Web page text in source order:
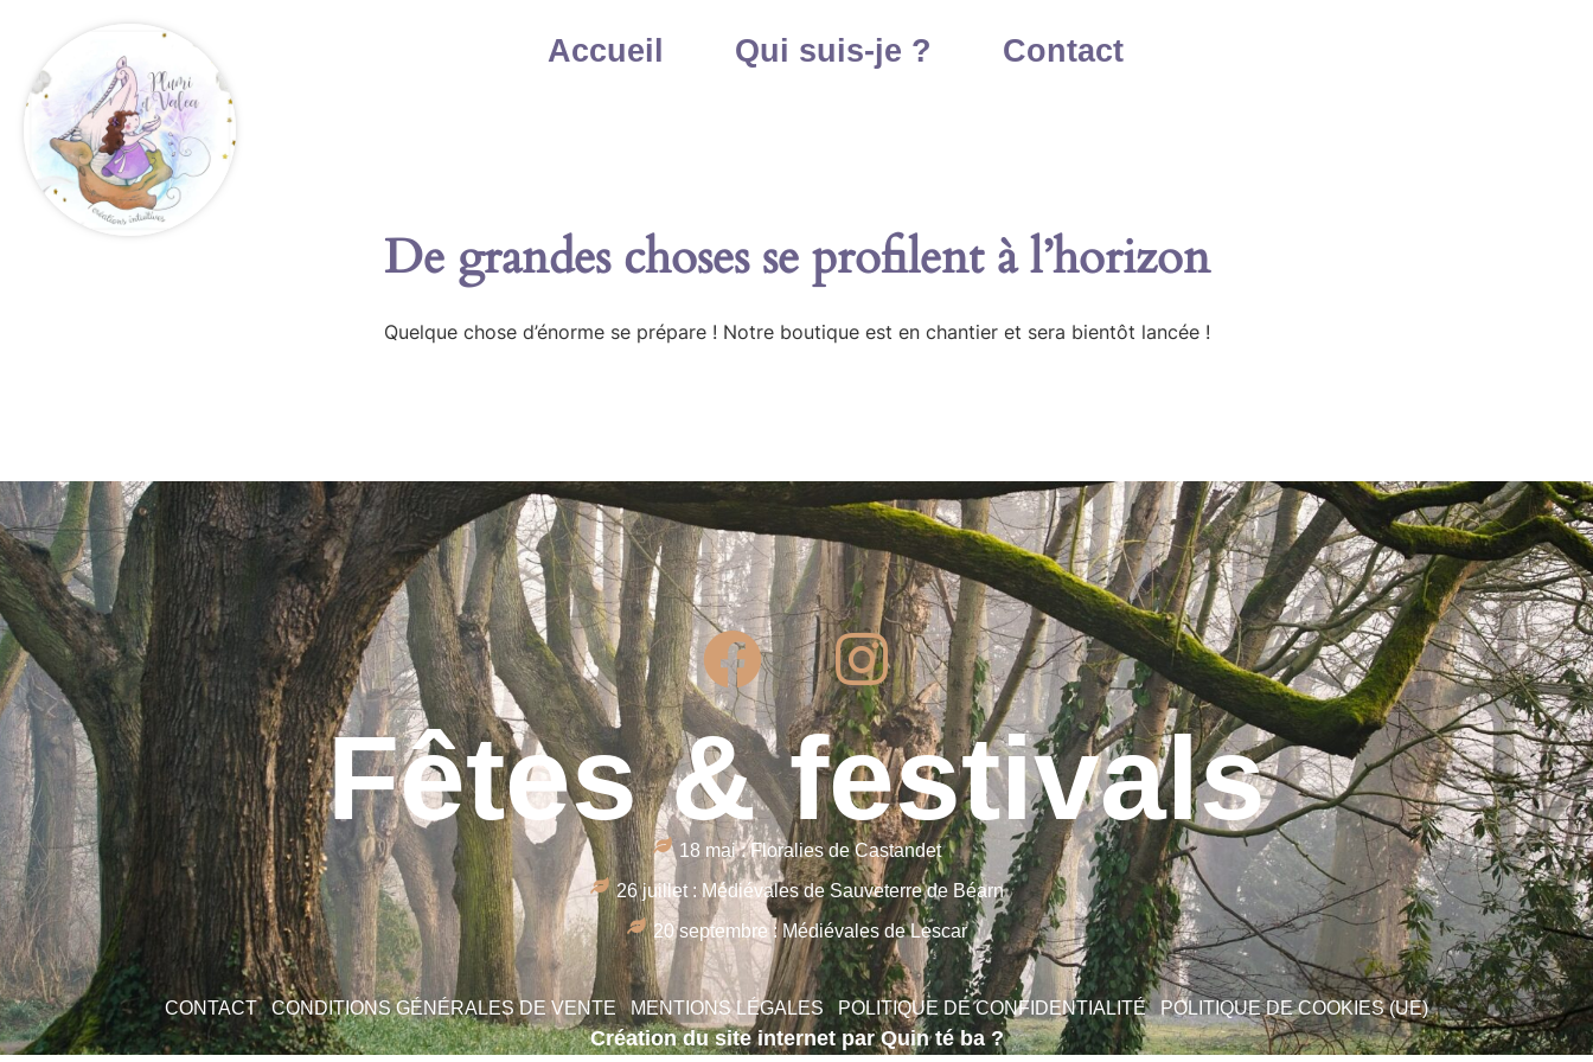
Accueil Qui suis-je ? Contact
De grandes choses se profilent à l’horizon
Quelque chose d’énorme se prépare ! Notre boutique est en chantier et sera bientôt lancée !
Fêtes & festivals
18 mai : Floralies de Castandet
26 juillet : Médiévales de Sauveterre de Béarn
20 septembre : Médiévales de Lescar
CONTACT CONDITIONS GÉNÉRALES DE VENTE MENTIONS LÉGALES POLITIQUE DE CONFIDENTIALITÉ POLITIQUE DE COOKIES (UE)
Création du site internet par Quin té ba ?